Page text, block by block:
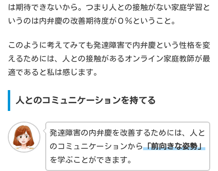
は期待できないから。つまり人との接触がない家庭学習と
いうのは内弁慶の改善期待度が０％ということ。
このように考えてみても発達障害で内弁慶という性格を変
えるためには、人との接触があるオンライン家庭教師が最
適であると私は感じます。
人とのコミュニケーションを持てる
発達障害の内弁慶を改善するためには、人と
のコミュニケーションから「前向きな姿勢」
を学ぶことができます。